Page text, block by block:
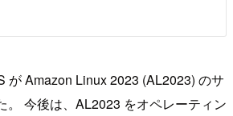
が Amazon Linux 2023 (AL2023) のサ
。 今後は、AL2023 をオペレーティン